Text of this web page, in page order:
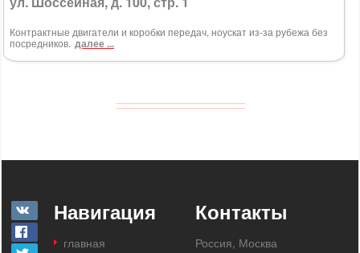
Контрактные двигатели и коробки передач, ноускат из-за рубежа без
посредников. далее ...
Навигация
главная
Контакты
Россия, Москва